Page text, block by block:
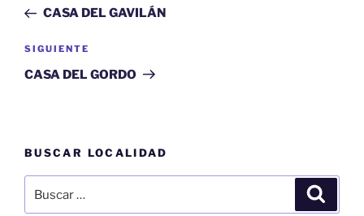
entradas
anterior:
CASA DEL GAVILÁN
Siguiente
entrada
SIGUIENTE
CASA DEL GORDO
BUSCAR LOCALIDAD
por: